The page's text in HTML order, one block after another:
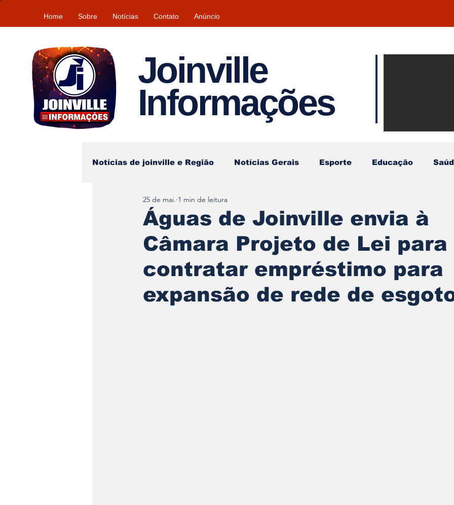
Home Sobre Notícias Contato Anúncio
Joinville
Informações
Notícias de joinville e Região Notícias Gerais Esporte Educação
Tempo\clima
Águas de Joinville envia à
Câmara Projeto de Lei para
contratar empréstimo para
expansão de rede de
25 de mai. 1 min de leitura